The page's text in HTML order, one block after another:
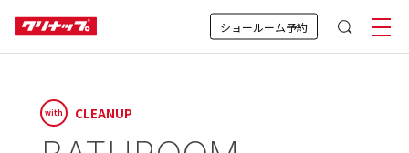
ショールーム予約
with CLEANUP